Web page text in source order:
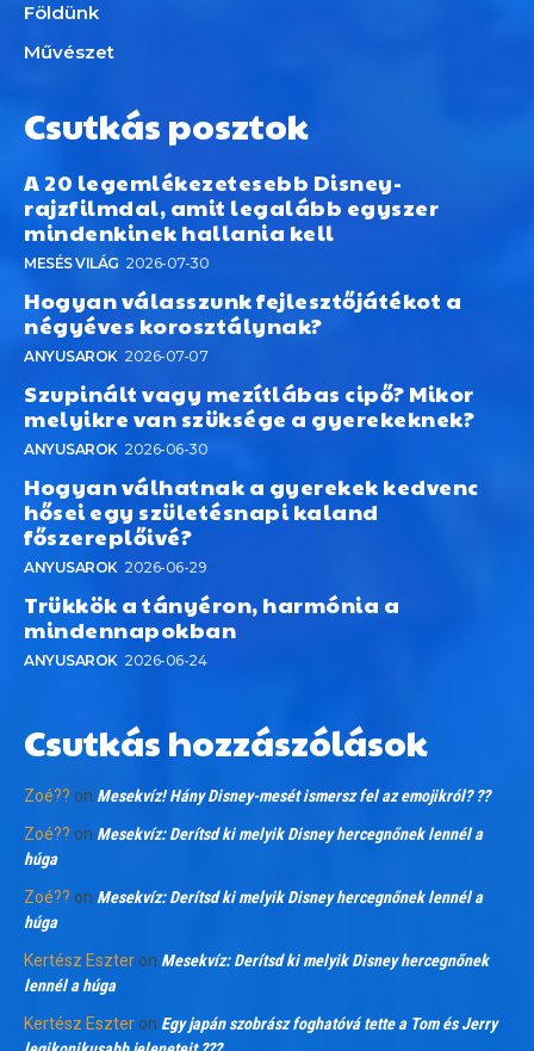
Földünk
Művészet
Csutkás posztok
A 20 legemlékezetesebb Disney-
rajzfilmdal, amit legalább egyszer
mindenkinek hallania kell
MESÉS VILÁG 2026-07-30
Hogyan válasszunk fejlesztőjátékot a
négyéves korosztálynak?
ANYUSAROK 2026-07-07
Szupinált vagy mezítlábas cipő? Mikor
melyikre van szüksége a gyerekeknek?
ANYUSAROK 2026-06-30
Hogyan válhatnak a gyerekek kedvenc
hősei egy születésnapi kaland
főszereplőivé?
ANYUSAROK 2026-06-29
Trükkök a tányéron, harmónia a
mindennapokban
ANYUSAROK 2026-06-24
Csutkás hozzászólások
Zoé?? on Mesekvíz! Hány Disney-mesét ismersz fel az emojikról? ??
Zoé?? on Mesekvíz: Derítsd ki melyik Disney hercegnőnek lennél a
húga
Zoé?? on Mesekvíz: Derítsd ki melyik Disney hercegnőnek lennél a
húga
Kertész Eszter on Mesekvíz: Derítsd ki melyik Disney hercegnőnek
lennél a húga
Kertész Eszter on Egy japán szobrász foghatóvá tette a Tom és Jerry